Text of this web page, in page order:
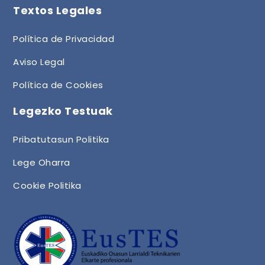
Textos Legales
Política de Privacidad
Aviso Legal
Política de Cookies
Legezko Testuak
Pribatutasun Politika
Lege Oharra
Cookie Politika